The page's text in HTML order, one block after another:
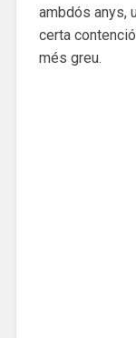
ambdós anys,
certa
més greu.